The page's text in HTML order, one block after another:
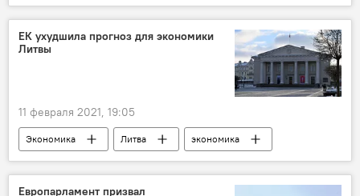
ЕК ухудшила прогноз для экономики
Литвы
11 февраля 2021, 19:05
Экономика Литва
экономика
прогноз
Европарламент призвал